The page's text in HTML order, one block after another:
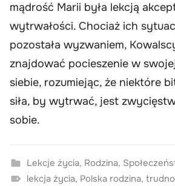
mądrość Marii była lekcją
wytrwałości. Chociaż ich
pozostała wyzwaniem,
znajdować pocieszenie w
siebie, rozumiejąc, że niektóre
siła, by wytrwać, jest
sobie.
Lekcje życia, Rodzina,
lekcja życia, Polska rodzina,